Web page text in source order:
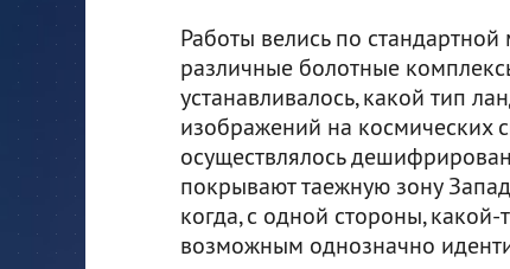
Работы велись по
различные болотные
устанавливалось, какой тип
изображений на космических
осуществлялось
покрывают таежную зону
когда, с одной стороны,
возможным однозначно